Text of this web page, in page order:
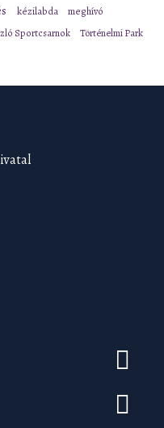
kézilabda meghívó
Sportcsarnok
Történelmi Park